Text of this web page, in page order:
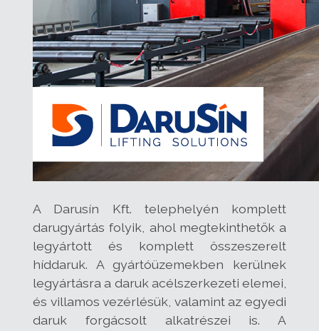
A Darusín Kft. telephelyén komplett
darugyártás folyik, ahol megtekinthetők a
legyártott és komplett összeszerelt
híddaruk. A gyártóüzemekben kerülnek
legyártásra a daruk acélszerkezeti elemei,
és villamos vezérlésük, valamint az egyedi
daruk forgácsolt alkatrészei is. A